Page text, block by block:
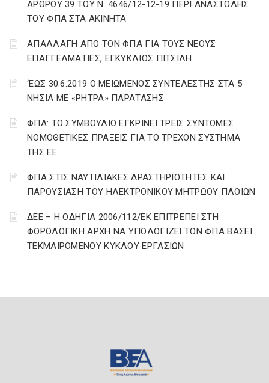
ΑΡΘΡΟΥ 39 ΤΟΥ Ν. 4646/12-12-19 ΠΕΡΙ ΑΝΑΣΤΟΛΗΣ
ΤΟΥ ΦΠΑ ΣΤΑ ΑΚΙΝΗΤΑ
ΑΠΑΛΛΑΓΗ ΑΠΟ ΤΟΝ ΦΠΑ ΓΙΑ ΤΟΥΣ ΝΕΟΥΣ
ΕΠΑΓΓΕΛΜΑΤΙΕΣ, ΕΓΚΥΚΛΙΟΣ ΠΙΤΣΙΛΗ.
‘ΕΩΣ 30.6.2019 Ο ΜΕΙΩΜΕΝΟΣ ΣΥΝΤΕΛΕΣΤΗΣ ΣΤΑ 5
ΝΗΣΙΑ ΜΕ «ΡΗΤΡΑ» ΠΑΡΑΤΑΣΗΣ
ΦΠΑ: ΤΟ ΣΥΜΒΟΥΛΙΟ ΕΓΚΡΙΝΕΙ ΤΡΕΙΣ ΣΥΝΤΟΜΕΣ
ΝΟΜΟΘΕΤΙΚΕΣ ΠΡΑΞΕΙΣ ΓΙΑ ΤΟ ΤΡΕΧΟΝ ΣΥΣΤΗΜΑ
ΤΗΣ ΕΕ
ΦΠΑ ΣΤΙΣ ΝΑΥΤΙΛΙΑΚΕΣ ΔΡΑΣΤΗΡΙΟΤΗΤΕΣ ΚΑΙ
ΠΑΡΟΥΣΙΑΣΗ ΤΟΥ ΗΛΕΚΤΡΟΝΙΚΟΥ ΜΗΤΡΩΟΥ ΠΛΟΙΩΝ
ΔΕΕ – Η ΟΔΗΓΙΑ 2006/112/ΕΚ ΕΠΙΤΡΕΠΕΙ ΣΤΗ
ΦΟΡΟΛΟΓΙΚΗ ΑΡΧΗ ΝΑ ΥΠΟΛΟΓΙΖΕΙ ΤΟΝ ΦΠΑ ΒΑΣΕΙ
ΤΕΚΜΑΙΡΟΜΕΝΟΥ ΚΥΚΛΟΥ ΕΡΓΑΣΙΩΝ